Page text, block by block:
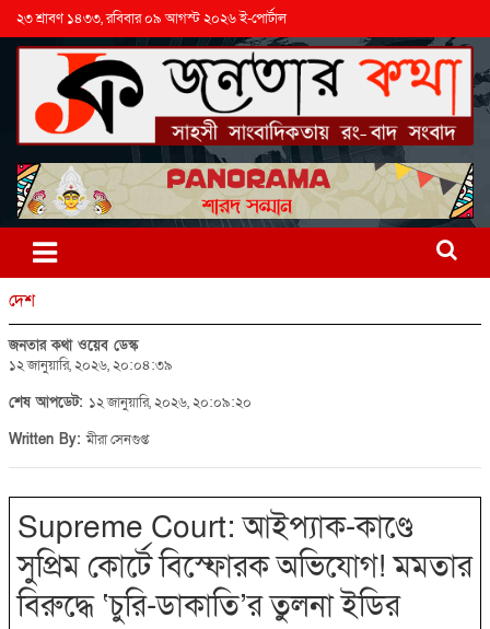
২৩ শ্রাবণ ১৪৩৩, রবিবার ০৯ আগস্ট ২০২৬ ই-পোর্টাল
দেশ
জনতার কথা ওয়েব ডেস্ক
১২ জানুয়ারি, ২০২৬, ২০:০৪:৩৯
শেষ আপডেট: ১২ জানুয়ারি, ২০২৬, ২০:০৯:২০
Written By:মীরা সেনগুপ্ত
Supreme Court: আইপ্যাক-কাণ্ডে
সুপ্রিম কোর্টে বিস্ফোরক অভিযোগ! মমতার
বিরুদ্ধে ‘চুরি-ডাকাতি’র তুলনা ইডির